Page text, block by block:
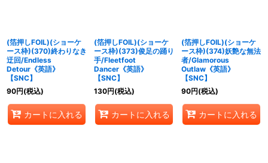
(箔押しFOIL)(ショーケ
ース枠)(370)終わりなき
迂回/Endless
Detour《英語》
【SNC】
90円(税込)
カートに入れる
(箔押しFOIL)(ショーケ
ース枠)(373)俊足の踊り
手/Fleetfoot
Dancer《英語》
【SNC】
130円(税込)
カートに入れる
(箔押しFOIL)(ショーケ
ース枠)(374)妖艶な無法
者/Glamorous
Outlaw《英語》
【SNC】
90円(税込)
カートに入れる